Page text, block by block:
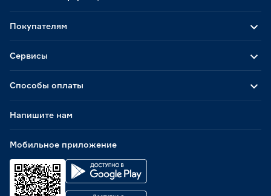
Способы оплаты
Мобильное приложение
Покупателям
Сервисы
Напишите нам